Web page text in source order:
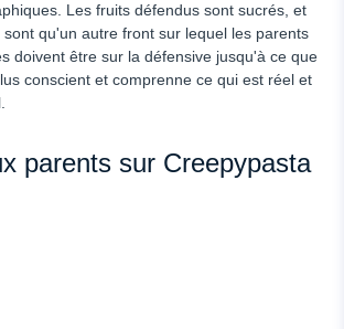
Les fruits défendus sont sucrés, et
qu'un autre front sur lequel les parents
doivent être sur la défensive jusqu'à ce que
conscient et comprenne ce qui est réel et
parents sur Creepypasta